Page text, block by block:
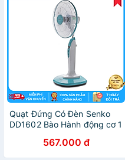
Quạt Đứng Có Đèn Senko
DD1602 Bào Hành động cơ 1
567.000 đ